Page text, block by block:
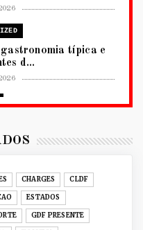
típica e
d...
DIPLOM...
à 33ª
recei...
CHARGES CLDF
ESTADOS
GDF PRESENTE